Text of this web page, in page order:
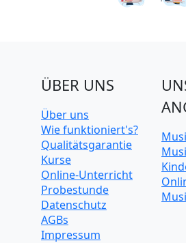
ÜBER UNS
Über uns
Wie funktioniert's?
Qualitätsgarantie
Kurse
Online-Unterricht
Probestunde
Datenschutz
AGBs
Impressum